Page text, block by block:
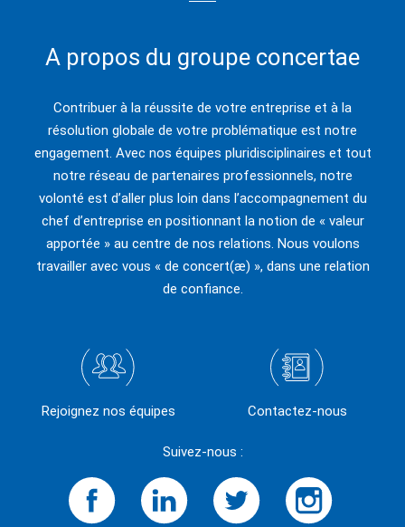
A propos du groupe concertae
Contribuer à la réussite de votre entreprise et à la
résolution globale de votre problématique est notre
engagement. Avec nos équipes pluridisciplinaires et tout
notre réseau de partenaires professionnels, notre
volonté est d’aller plus loin dans l’accompagnement du
chef d’entreprise en positionnant la notion de « valeur
apportée » au centre de nos relations. Nous voulons
travailler avec vous « de concert(æ) », dans une relation
de confiance.
Suivez-nous :
Rejoignez nos équipes Contactez-nous